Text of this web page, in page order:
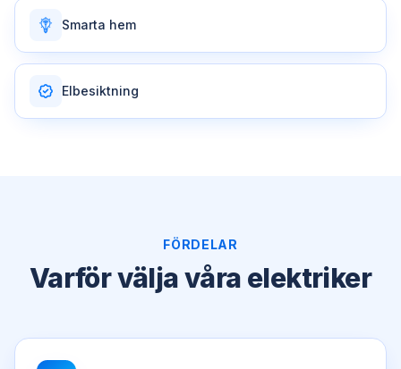
Smarta hem
Elbesiktning
FÖRDELAR
Varför välja våra elektriker